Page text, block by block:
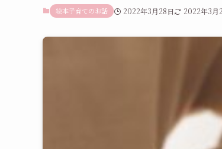
絵本子育てのお話 2022年3月28日 2022年3月